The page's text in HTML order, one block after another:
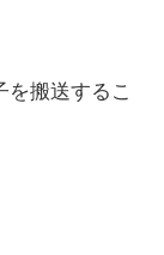
搬送するこ